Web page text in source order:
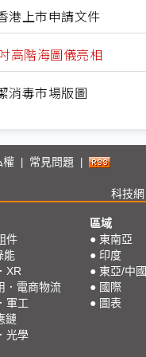
港上市申請文件
高階海圖儀亮相
消毒市場版圖
權 常見問題
科技網
件
能
XR
．電商物流
軍工
鏈
光學
區域
● 東南亞
● 印度
● 東亞/中國
● 國際
● 圖表